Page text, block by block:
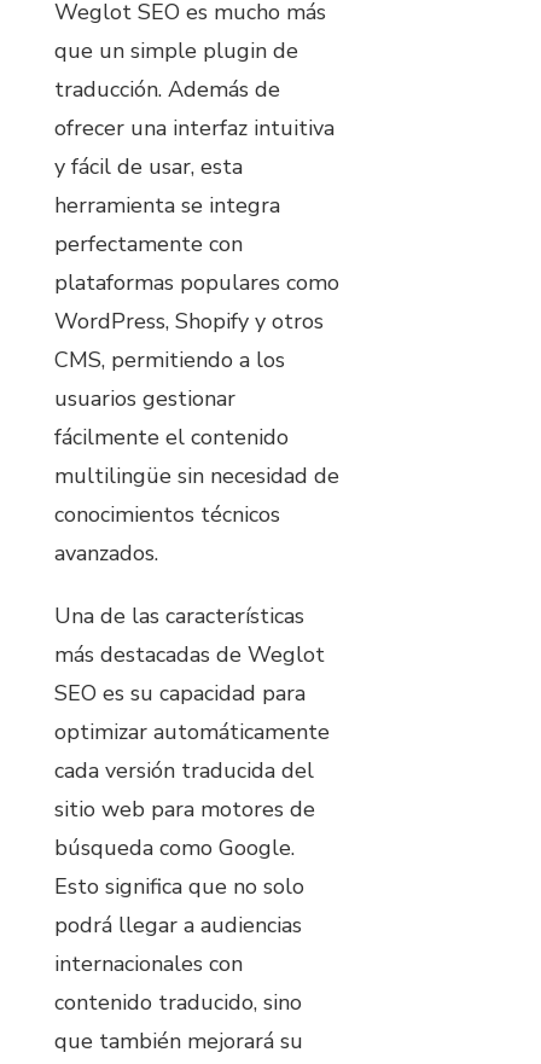
Weglot SEO es mucho más
que un simple plugin de
traducción. Además de
ofrecer una interfaz intuitiva
y fácil de usar, esta
herramienta se integra
perfectamente con
plataformas populares como
WordPress, Shopify y otros
CMS, permitiendo a los
usuarios gestionar
fácilmente el contenido
multilingüe sin necesidad de
conocimientos técnicos
avanzados.
Una de las características
más destacadas de Weglot
SEO es su capacidad para
optimizar automáticamente
cada versión traducida del
sitio web para motores de
búsqueda como Google.
Esto significa que no solo
podrá llegar a audiencias
internacionales con
contenido traducido, sino
que también mejorará su